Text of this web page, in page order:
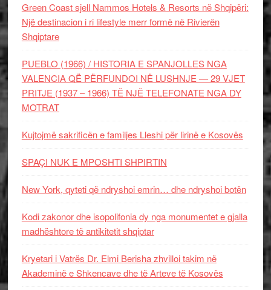
Green Coast sjell Nammos Hotels & Resorts në Shqipëri:
Një destinacion i ri lifestyle merr formë në Rivierën
Shqiptare
PUEBLO (1966) / HISTORIA E SPANJOLLES NGA
VALENCIA QË PËRFUNDOI NË LUSHNJE — 29 VJET
PRITJE (1937 – 1966) TË NJË TELEFONATE NGA DY
MOTRAT
Kujtojmë sakrificën e familjes Lleshi për lirinë e Kosovës
SPAÇI NUK E MPOSHTI SHPIRTIN
New York, qyteti që ndryshoi emrin… dhe ndryshoi botën
Kodi zakonor dhe isopolifonia dy nga monumentet e gjalla
madhështore të antikitetit shqiptar
Kryetari i Vatrës Dr. Elmi Berisha zhvilloi takim në
Akademinë e Shkencave dhe të Arteve të Kosovës